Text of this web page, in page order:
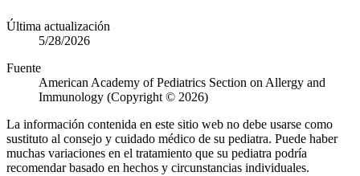
Última actualización
5/28/2026
Fuente
American Academy of Pediatrics Section on Allergy and
Immunology (Copyright © 2026)
La información contenida en este sitio web no debe usarse como
sustituto al consejo y cuidado médico de su pediatra. Puede haber
muchas variaciones en el tratamiento que su pediatra podría
recomendar basado en hechos y circunstancias individuales.